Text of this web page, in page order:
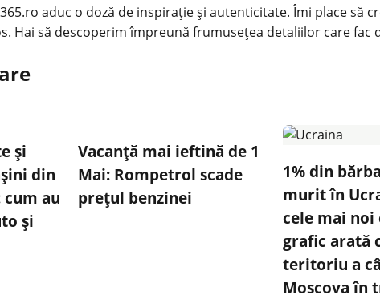
aduc o doză de inspirație și autenticitate. Îmi place să
Hai să descoperim împreună frumusețea detaliilor care fac
și
din
cum au
și
Vacanță mai ieftină de 1
Mai: Rompetrol scade
prețul benzinei
1% din
murit în
cele mai noi
grafic arată
teritoriu a
Moscova în